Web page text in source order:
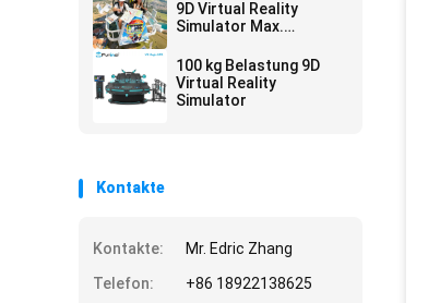
9D Virtual Reality
Simulator Max.
100 kg Belastung 9D
Virtual Reality
Simulator
Kontakte
Kontakte:
Mr. Edric Zhang
Telefon:
+86 18922138625